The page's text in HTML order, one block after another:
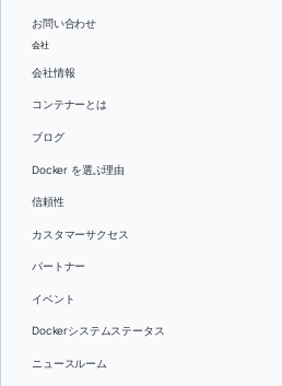
お問い合わせ
会社
会社情報
コンテナーとは
ブログ
Docker を選ぶ理由
信頼性
カスタマーサクセス
パートナー
イベント
Dockerシステムステータス
ニュースルーム